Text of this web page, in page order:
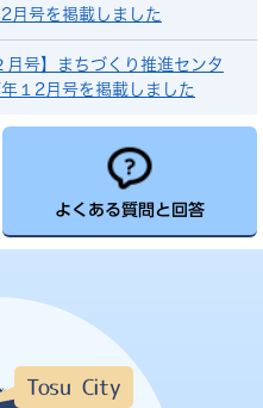
月号を掲載しました
月号】まちづくり推進センタ
１2月号を掲載しました
よくある質問と回答